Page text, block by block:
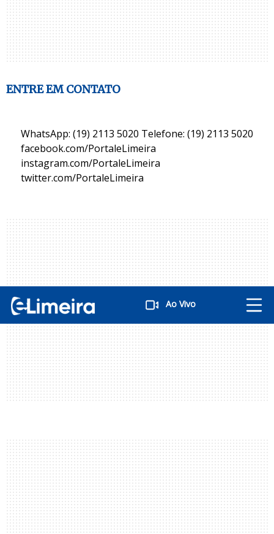
Ao Vivo
ENTRE EM CONTATO
WhatsApp: (19) 2113 5020 Telefone: (19) 2113 5020
facebook.com/PortaleLimeira
instagram.com/PortaleLimeira
twitter.com/PortaleLimeira